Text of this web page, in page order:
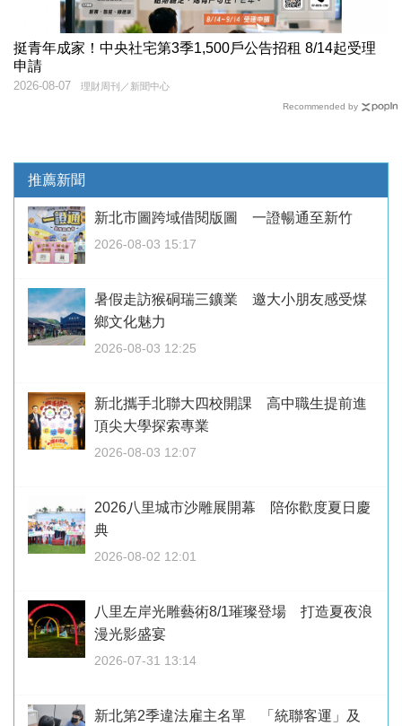
挺青年成家！中央社宅第3季1,500戶公告招租 8/14起受理
申請
理財周刊／新聞中心
2026-08-07
Recommended by
推薦新聞
新北市圖跨域借閱版圖 一證暢通至新竹
2026-08-03 15:17
暑假走訪猴硐瑞三鑛業 邀大小朋友感受煤
鄉文化魅力
2026-08-03 12:25
新北攜手北聯大四校開課 高中職生提前進
頂尖大學探索專業
2026-08-03 12:07
2026八里城市沙雕展開幕 陪你歡度夏日慶
典
2026-08-02 12:01
八里左岸光雕藝術8/1璀璨登場 打造夏夜浪
漫光影盛宴
2026-07-31 13:14
新北第2季違法雇主名單 「統聯客運」及